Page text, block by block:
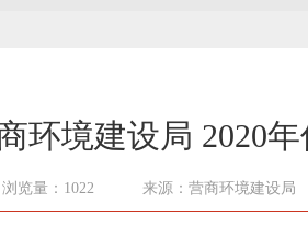
环境建设局 2020
浏览量：1022 来源：营商环境建设局